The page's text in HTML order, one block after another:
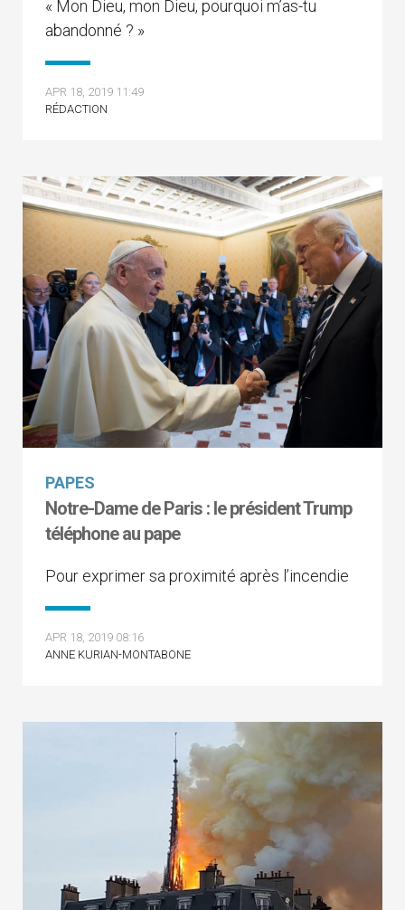
« Mon Dieu, mon Dieu, pourquoi m’as-tu
abandonné ? »
APR 18, 2019 11:49
RÉDACTION
PAPES
Notre-Dame de Paris : le président Trump
téléphone au pape
Pour exprimer sa proximité après l’incendie
APR 18, 2019 08:16
ANNE KURIAN-MONTABONE